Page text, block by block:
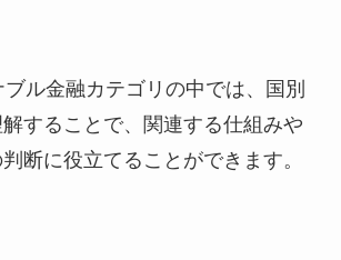
ル金融カテゴリの中では、国別
することで、関連する仕組みや
断に役立てることができます。